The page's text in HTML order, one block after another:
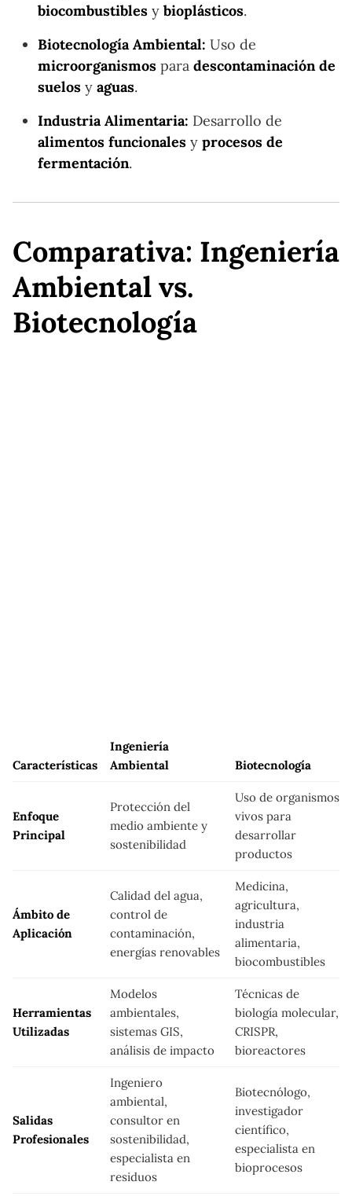
biocombustibles y bioplásticos.
Biotecnología Ambiental: Uso de
microorganismos para descontaminación de
suelos y aguas.
Industria Alimentaria: Desarrollo de
alimentos funcionales y procesos de
fermentación.
Comparativa: Ingeniería
Ambiental vs.
Biotecnología
Características
Ingeniería
Ambiental
Biotecnología
Enfoque
Principal
Protección del
medio ambiente y
sostenibilidad
Uso de organismos
vivos para
desarrollar
productos
Ámbito de
Aplicación
Calidad del agua,
control de
contaminación,
energías renovables
Medicina,
agricultura,
industria
alimentaria,
biocombustibles
Herramientas
Utilizadas
Modelos
ambientales,
sistemas GIS,
análisis de impacto
Técnicas de
biología molecular,
CRISPR,
bioreactores
Salidas
Profesionales
Ingeniero
ambiental,
consultor en
sostenibilidad,
especialista en
residuos
Biotecnólogo,
investigador
científico,
especialista en
bioprocesos